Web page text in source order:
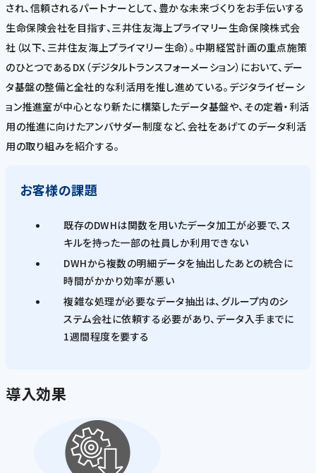
され、信頼されるパートナーとして、豊かな未来づくりをお手伝いする
生命保険会社を目指す、三井住友海上プライマリー生命保険株式会
社（以下、三井住友海上プライマリー生命）。中期経営計画の重点施策
のひとつであるDX（デジタルトランスフォーメーション）において、デー
タ基盤の整備と全社的な利活用を推し進めている。デジタライゼーシ
ョン推進室が中心となり新たに構築したデータ基盤や、その定着・利活
用の推進に向けたアンバサダー制度など、会社をあげてのデータ利活
用の取り組みを紹介する。
お客様の課題
既存のDWHは関数を用いたデータ加工が必要で、ス
キルを持った一部の社員しか利用できない
DWHから複数の明細データを抽出したあとの統合に
時間がかかり効率が悪い
複雑な処理が必要なデータ抽出は、グループ内のシ
ステム会社に依頼する必要があり、データ入手までに
1週間程度を要する
導入効果